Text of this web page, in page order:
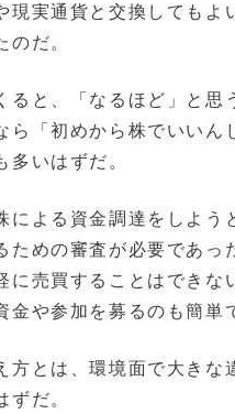
現実通貨と交換してもよ
のだ。
ると、「なるほど」と思
ら「初めから株でいいん
多いはずだ。
による資金調達をしよう
ための審査が必要であっ
に売買することはできな
金や参加を募るのも簡単
方とは、環境面で大きな
ずだ。